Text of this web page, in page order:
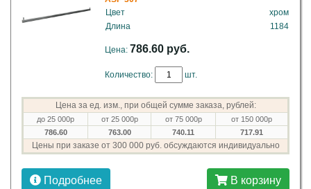
Цвет
хром
Длина
1184
Цена: 786.60 руб.
Количество: шт.
Цена за ед. изм., при общей сумме заказа, рублей:
до 25 000р от 25 000р от 75 000р
от 150 000р
786.60
763.00 740.11 717.91
Цены при заказе от 300 000 руб. обсуждаются индивидуально
Подробнее В корзину